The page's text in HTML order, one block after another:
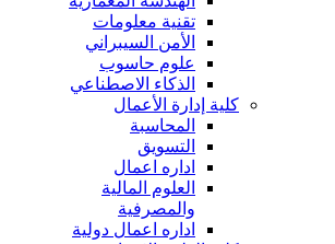
تقنية معلومات
الأمن السيبراني
علوم حاسوب
الذكاء الاصطناعي
كلية إدارة الأعمال
المحاسبة
التسويق
اداره اعمال
العلوم المالية
والمصرفية
اداره اعمال دولية